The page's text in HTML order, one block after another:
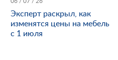
Эксперт раскрыл, как
изменятся цены на мебель
с 1 июля